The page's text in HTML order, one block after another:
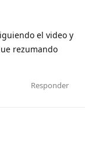
el video y
rezumando
Responder